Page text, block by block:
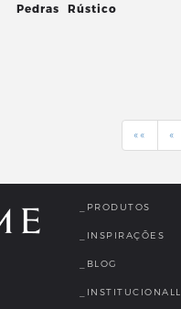
Pedras
Rústico
«« «
_PRODUTOS
_INSPIRAÇÕES
_BLOG
_INSTITUCIONALL